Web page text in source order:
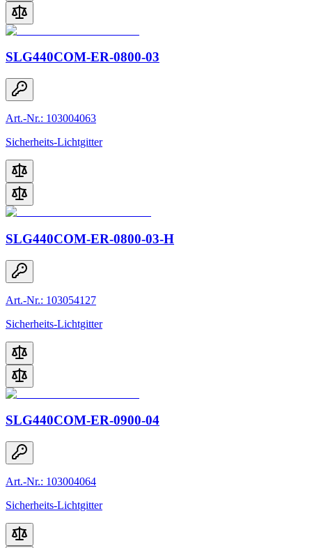
SLG440COM-ER-0800-03
Art.-Nr.: 103004063
Sicherheits-Lichtgitter
SLG440COM-ER-0800-03-H
Art.-Nr.: 103054127
Sicherheits-Lichtgitter
SLG440COM-ER-0900-04
Art.-Nr.: 103004064
Sicherheits-Lichtgitter